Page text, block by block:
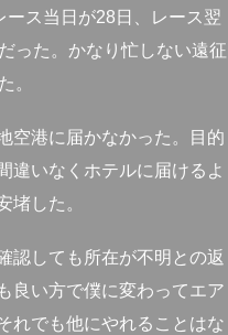
ス当日が28日、レース翌
った。かなり忙しない遠征
。
空港に届かなかった。目的
違いなくホテルに届けるよ
堵した。
認しても所在が不明との返
良い方で僕に変わってエア
れでも他にやれることはな